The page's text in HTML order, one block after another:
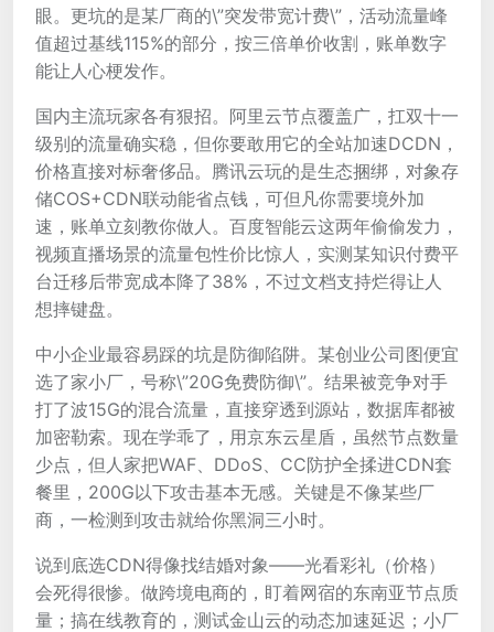
眼。更坑的是某厂商的\”突发带宽计费\”，活动流量峰
值超过基线115%的部分，按三倍单价收割，账单数字
能让人心梗发作。
国内主流玩家各有狠招。阿里云节点覆盖广，扛双十一
级别的流量确实稳，但你要敢用它的全站加速DCDN，
价格直接对标奢侈品。腾讯云玩的是生态捆绑，对象存
储COS+CDN联动能省点钱，可但凡你需要境外加
速，账单立刻教你做人。百度智能云这两年偷偷发力，
视频直播场景的流量包性价比惊人，实测某知识付费平
台迁移后带宽成本降了38%，不过文档支持烂得让人
想摔键盘。
中小企业最容易踩的坑是防御陷阱。某创业公司图便宜
选了家小厂，号称\”20G免费防御\”。结果被竞争对手
打了波15G的混合流量，直接穿透到源站，数据库都被
加密勒索。现在学乖了，用京东云星盾，虽然节点数量
少点，但人家把WAF、DDoS、CC防护全揉进CDN套
餐里，200G以下攻击基本无感。关键是不像某些厂
商，一检测到攻击就给你黑洞三小时。
说到底选CDN得像找结婚对象——光看彩礼（价格）
会死得很惨。做跨境电商的，盯着网宿的东南亚节点质
量；搞在线教育的，测试金山云的动态加速延迟；小厂